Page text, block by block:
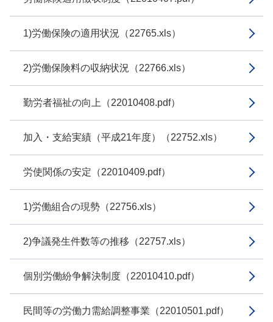
1)労働保険の適用状況（22765.xls）
2)労働保険料の収納状況（22766.xls）
勤労者福祉の向上（22010408.pdf）
加入・支給実績（平成21年度）（22752.xls）
労使関係の安定（22010409.pdf）
1)労働組合の現勢（22756.xls）
2)争議発生件数等の推移（22757.xls）
個別労働紛争解決制度（22010410.pdf）
民間等の労働力需給調整事業（22010501.pdf）